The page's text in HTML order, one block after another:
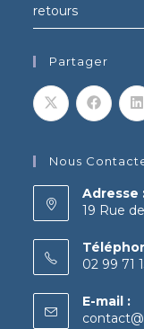
retours
Partager
Nous
Adresse
19 Rue
02 99 71
E-mail :